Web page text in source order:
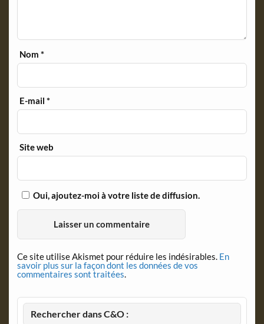
Nom*
E-mail*
Site web
Oui, ajoutez-moi à votre liste de diffusion.
Ce site utilise Akismet pour réduire les indésirables. En
savoir plus sur la façon dont les données de vos
commentaires sont traitées.
Rechercher dans C&O :